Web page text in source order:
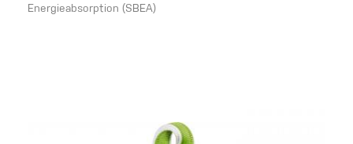
Energieabsorption (SBEA)